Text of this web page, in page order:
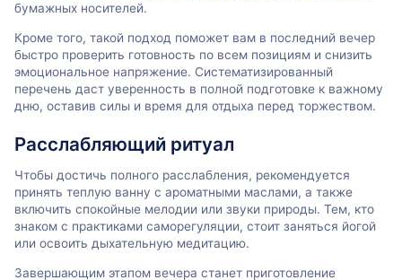
бумажных носителей.
Кроме того, такой подход поможет вам в последний вечер
быстро проверить готовность по всем позициям и снизить
эмоциональное напряжение. Систематизированный
перечень даст уверенность в полной подготовке к важному
дню, оставив силы и время для отдыха перед торжеством.
Расслабляющий ритуал
Чтобы достичь полного расслабления, рекомендуется
принять теплую ванну с ароматными маслами, а также
включить спокойные мелодии или звуки природы. Тем, кто
знаком с практиками саморегуляции, стоит заняться йогой
или освоить дыхательную медитацию.
Завершающим этапом вечера станет приготовление